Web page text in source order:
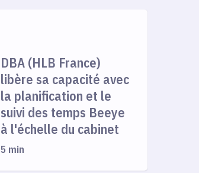
DBA (HLB France)
libère sa capacité avec
la planification et le
suivi des temps Beeye
à l'échelle du cabinet
5 min